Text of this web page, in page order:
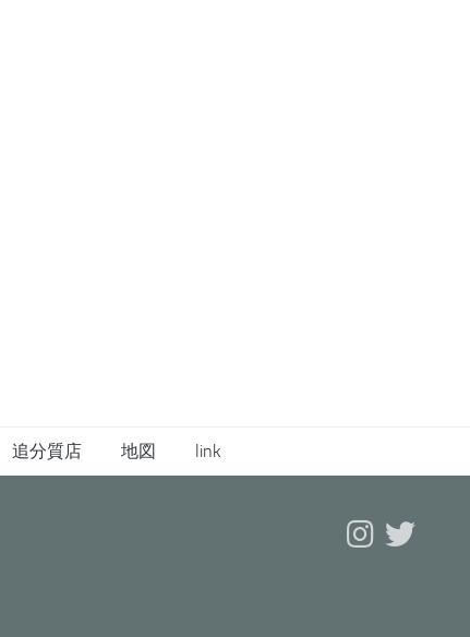
追分質店 地図 link